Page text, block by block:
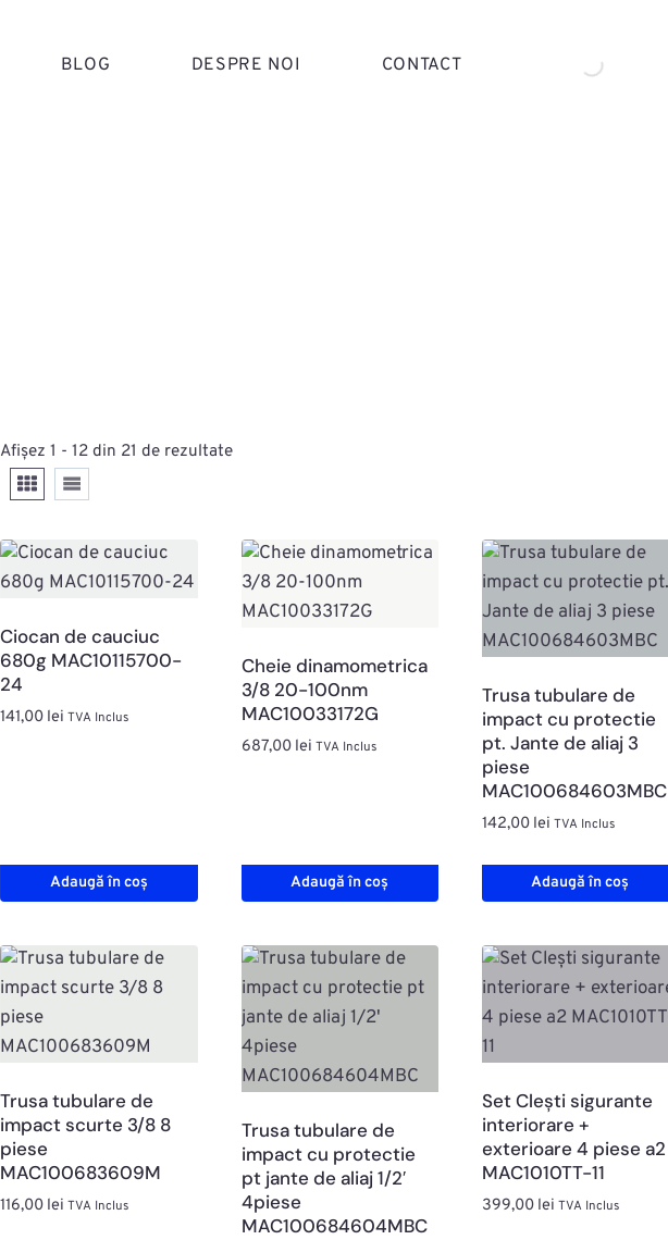
BLOG DESPRE NOI CONTACT
Afișez 1 - 12 din 21 de rezultate
Ciocan de cauciuc
680g MAC10115700-
24
141,00 lei TVA Inclus
Adaugă în coș
Cheie dinamometrica
3/8 20-100nm
MAC10033172G
687,00 lei TVA Inclus
Adaugă în coș
Trusa tubulare de
impact cu protectie
pt. Jante de aliaj 3
piese
MAC100684603MBC
142,00 lei TVA Inclus
Adaugă în coș
Trusa tubulare de
impact scurte 3/8 8
piese
MAC100683609M
116,00 lei TVA Inclus
Trusa tubulare de
impact cu protectie
pt jante de aliaj 1/2′
4piese
MAC100684604MBC
Set Clești sigurante
interiorare +
exterioare 4 piese a2
MAC1010TT-11
399,00 lei TVA Inclus